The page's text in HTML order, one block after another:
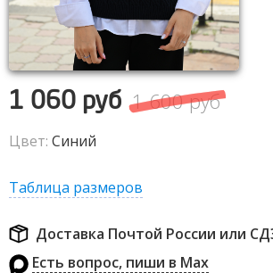
1 060 руб 1 600 руб
Цвет: Синий
Таблица размеров
Доставка Почтой России или
Есть вопрос, пиши в Max